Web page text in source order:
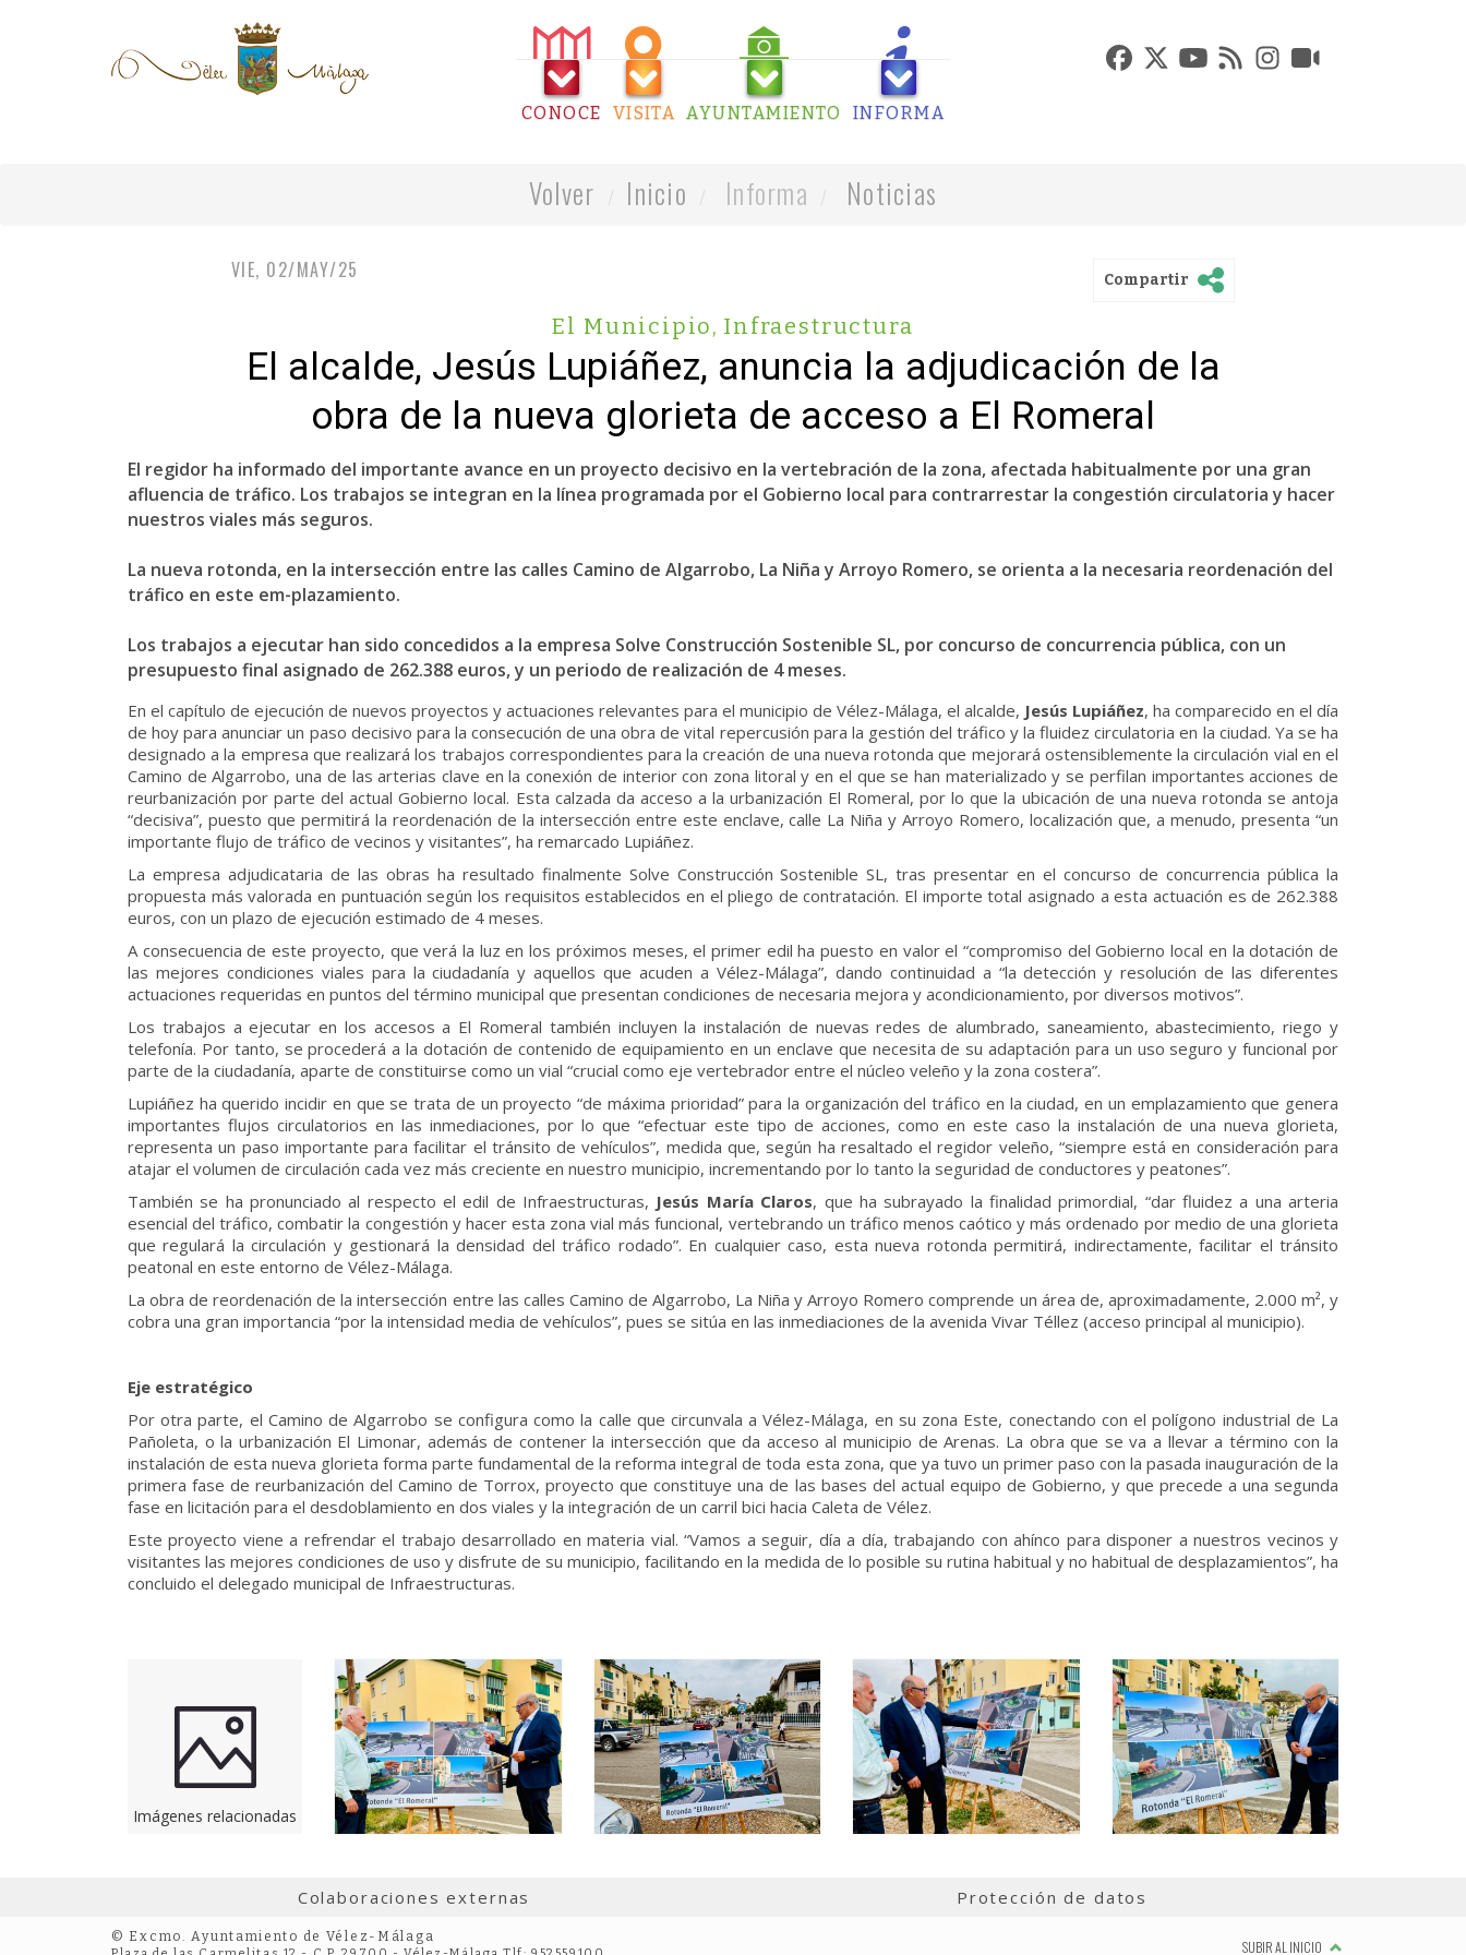
CONOCE VISITA AYUNTAMIENTO INFORMA
Volver Inicio Informa Noticias
VIE, 02/MAY/25 Compartir
El Municipio, Infraestructura
El alcalde, Jesús Lupiáñez, anuncia la adjudicación de la
obra de la nueva glorieta de acceso a El Romeral
El regidor ha informado del importante avance en un proyecto decisivo en la vertebración de la zona, afectada habitualmente por una gran
afluencia de tráfico. Los trabajos se integran en la línea programada por el Gobierno local para contrarrestar la congestión circulatoria y hacer
nuestros viales más seguros.
La nueva rotonda, en la intersección entre las calles Camino de Algarrobo, La Niña y Arroyo Romero, se orienta a la necesaria reordenación del
tráfico en este em-plazamiento.
Los trabajos a ejecutar han sido concedidos a la empresa Solve Construcción Sostenible SL, por concurso de concurrencia pública, con un
presupuesto final asignado de 262.388 euros, y un periodo de realización de 4 meses.
En el capítulo de ejecución de nuevos proyectos y actuaciones relevantes para el municipio de Vélez-Málaga, el alcalde, Jesús Lupiáñez, ha comparecido en el día
de hoy para anunciar un paso decisivo para la consecución de una obra de vital repercusión para la gestión del tráfico y la fluidez circulatoria en la ciudad. Ya se ha
designado a la empresa que realizará los trabajos correspondientes para la creación de una nueva rotonda que mejorará ostensiblemente la circulación vial en el
Camino de Algarrobo, una de las arterias clave en la conexión de interior con zona litoral y en el que se han materializado y se perfilan importantes acciones de
reurbanización por parte del actual Gobierno local. Esta calzada da acceso a la urbanización El Romeral, por lo que la ubicación de una nueva rotonda se antoja
“decisiva”, puesto que permitirá la reordenación de la intersección entre este enclave, calle La Niña y Arroyo Romero, localización que, a menudo, presenta “un
importante flujo de tráfico de vecinos y visitantes”, ha remarcado Lupiáñez.
La empresa adjudicataria de las obras ha resultado finalmente Solve Construcción Sostenible SL, tras presentar en el concurso de concurrencia pública la
propuesta más valorada en puntuación según los requisitos establecidos en el pliego de contratación. El importe total asignado a esta actuación es de 262.388
euros, con un plazo de ejecución estimado de 4 meses.
A consecuencia de este proyecto, que verá la luz en los próximos meses, el primer edil ha puesto en valor el “compromiso del Gobierno local en la dotación de
las mejores condiciones viales para la ciudadanía y aquellos que acuden a Vélez-Málaga”, dando continuidad a “la detección y resolución de las diferentes
actuaciones requeridas en puntos del término municipal que presentan condiciones de necesaria mejora y acondicionamiento, por diversos motivos”.
Los trabajos a ejecutar en los accesos a El Romeral también incluyen la instalación de nuevas redes de alumbrado, saneamiento, abastecimiento, riego y
telefonía. Por tanto, se procederá a la dotación de contenido de equipamiento en un enclave que necesita de su adaptación para un uso seguro y funcional por
parte de la ciudadanía, aparte de constituirse como un vial “crucial como eje vertebrador entre el núcleo veleño y la zona costera”.
Lupiáñez ha querido incidir en que se trata de un proyecto “de máxima prioridad” para la organización del tráfico en la ciudad, en un emplazamiento que genera
importantes flujos circulatorios en las inmediaciones, por lo que “efectuar este tipo de acciones, como en este caso la instalación de una nueva glorieta,
representa un paso importante para facilitar el tránsito de vehículos”, medida que, según ha resaltado el regidor veleño, “siempre está en consideración para
atajar el volumen de circulación cada vez más creciente en nuestro municipio, incrementando por lo tanto la seguridad de conductores y peatones”.
También se ha pronunciado al respecto el edil de Infraestructuras, Jesús María Claros, que ha subrayado la finalidad primordial, “dar fluidez a una arteria
esencial del tráfico, combatir la congestión y hacer esta zona vial más funcional, vertebrando un tráfico menos caótico y más ordenado por medio de una glorieta
que regulará la circulación y gestionará la densidad del tráfico rodado”. En cualquier caso, esta nueva rotonda permitirá, indirectamente, facilitar el tránsito
peatonal en este entorno de Vélez-Málaga.
La obra de reordenación de la intersección entre las calles Camino de Algarrobo, La Niña y Arroyo Romero comprende un área de, aproximadamente, 2.000 m², y
cobra una gran importancia “por la intensidad media de vehículos”, pues se sitúa en las inmediaciones de la avenida Vivar Téllez (acceso principal al municipio).
Eje estratégico
Por otra parte, el Camino de Algarrobo se configura como la calle que circunvala a Vélez-Málaga, en su zona Este, conectando con el polígono industrial de La
Pañoleta, o la urbanización El Limonar, además de contener la intersección que da acceso al municipio de Arenas. La obra que se va a llevar a término con la
instalación de esta nueva glorieta forma parte fundamental de la reforma integral de toda esta zona, que ya tuvo un primer paso con la pasada inauguración de la
primera fase de reurbanización del Camino de Torrox, proyecto que constituye una de las bases del actual equipo de Gobierno, y que precede a una segunda
fase en licitación para el desdoblamiento en dos viales y la integración de un carril bici hacia Caleta de Vélez.
Este proyecto viene a refrendar el trabajo desarrollado en materia vial. “Vamos a seguir, día a día, trabajando con ahínco para disponer a nuestros vecinos y
visitantes las mejores condiciones de uso y disfrute de su municipio, facilitando en la medida de lo posible su rutina habitual y no habitual de desplazamientos”, ha
concluido el delegado municipal de Infraestructuras.
Imágenes relacionadas
Colaboraciones externas Protección de datos
© Excmo. Ayuntamiento de Vélez-Málaga
SUBIR AL INICIO